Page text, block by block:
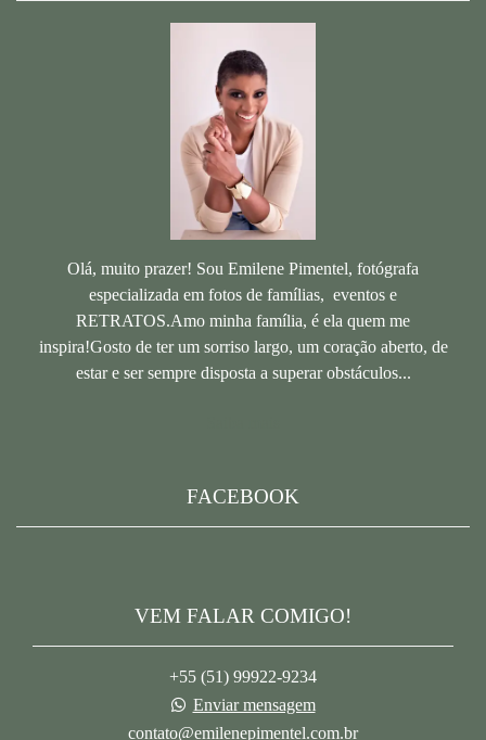
Olá, muito prazer! Sou Emilene Pimentel, fotógrafa
especializada em fotos de famílias, eventos e
RETRATOS.Amo minha família, é ela quem me
inspira!Gosto de ter um sorriso largo, um coração aberto, de
estar e ser sempre disposta a superar obstáculos...
FACEBOOK
VEM FALAR COMIGO!
+55 (51) 99922-9234
Enviar mensagem
contato@emilenepimentel.com.br